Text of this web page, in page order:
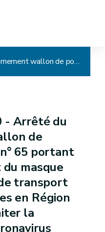
Arrêté du Gouvernement wallon de pouvoirs spéciaux n° 65 portant obligation de port du masque dans les services de transport public de personnes en Région wallonne pour limiter la propagation du coronavirus COVID-19
- Arrêté du
de
65 portant
masque
transport
en Région
la